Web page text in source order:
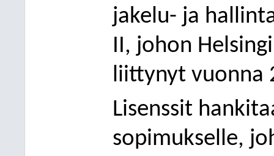
jakelu- ja
II, johon
liittynyt vuonna
Lisenssit
sopimukselle,